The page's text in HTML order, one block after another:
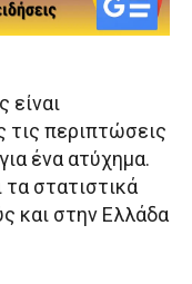
είναι
τις περιπτώσεις
ένα ατύχημα.
τα στατιστικά
και στην Ελλάδα